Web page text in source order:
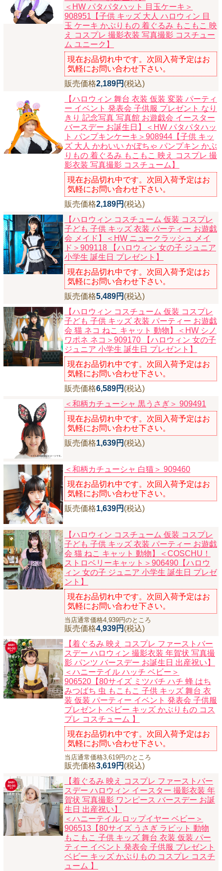
＜HW パタパタハット 目玉ケーキ＞
908951【子供 キッズ 大人 ハロウィン 目
玉 ケーキ かぶりもの 着ぐるみ もこもこ 映
え コスプレ 撮影衣装 写真撮影 コスチュー
ム ユニーク】
現在お品切れ中です。次回入荷予定はお
気軽にお問い合わせ下さい。
販売価格2,189円 (税込)
【ハロウィン 舞台 衣装 仮装 変装 パーティ
ー イベント 発表会 子供服 プレゼント なり
きり 記念写真 写真館 お遊戯会 イースター
バースデー お誕生日】
＜HW パタパタハッ
ト パンプキンケーキ＞908944【子供 キッ
ズ 大人 かわいい かぼちゃ パンプキン かぶ
りもの 着ぐるみ もこもこ 映え コスプレ 撮
影衣装 写真撮影 コスチューム】
現在お品切れ中です。次回入荷予定はお
気軽にお問い合わせ下さい。
販売価格2,189円 (税込)
【ハロウィン コスチューム 仮装 コスプレ
子ども 子供 キッズ 衣装 パーティー お遊戯
会 メイド】
＜HW ニュークラッシュ メイ
ド＞909118 【ハロウィン 女の子 ジュニア
小学生 誕生日 プレゼント】
現在お品切れ中です。次回入荷予定はお
気軽にお問い合わせ下さい。
販売価格5,489円 (税込)
【ハロウィン コスチューム 仮装 コスプレ
子ども 子供 キッズ 衣装 パーティー お遊戯
会 猫 ネコ ねこ キャット 動物】
＜HW シノ
ワポネ ネコ＞909170 【ハロウィン 女の子
ジュニア 小学生 誕生日 プレゼント】
現在お品切れ中です。次回入荷予定はお
気軽にお問い合わせ下さい。
販売価格6,589円 (税込)
＜和柄カチューシャ 黒うさぎ＞ 909491
現在お品切れ中です。次回入荷予定はお
気軽にお問い合わせ下さい。
販売価格1,639円 (税込)
＜和柄カチューシャ 白猫＞ 909460
現在お品切れ中です。次回入荷予定はお
気軽にお問い合わせ下さい。
販売価格1,639円 (税込)
【ハロウィン コスチューム 仮装 コスプレ
子ども 子供 キッズ 衣装 パーティー お遊戯
会 猫 ねこ キャット 動物】
＜COSCHU！
ストロベリーキャット＞906490【ハロウ
ィン 女の子 ジュニア 小学生 誕生日 プレゼ
ント】
現在お品切れ中です。次回入荷予定はお
気軽にお問い合わせ下さい。
当店通常価格4,939円のところ
販売価格4,939円 (税込)
【着ぐるみ 映え コスプレ ファーストバー
スデー ハロウィン 撮影衣装 年賀状 写真撮
影 パンツ バースデー お誕生日 出産祝い】
＜ハニーテイル ハッチ ベビー＞
906520【80サイズ ミツバチ ハチ 蜂 はち
みつばち 虫 もこもこ 子供 キッズ 舞台 衣
装 仮装 パーティー イベント 発表会 子供服
プレゼント ベビー キッズ かぶりもの コス
プレ コスチューム 】
現在お品切れ中です。次回入荷予定はお
気軽にお問い合わせ下さい。
当店通常価格3,619円のところ
販売価格3,619円 (税込)
【着ぐるみ 映え コスプレ ファーストバー
スデー ハロウィン イースター 撮影衣装 年
賀状 写真撮影 ワンピース バースデー お誕
生日 出産祝い】
＜ハニーテイル ロップイヤー ベビー＞
906513【80サイズ うさぎ ラビット 動物
もこもこ 子供 キッズ 舞台 衣装 仮装 パー
ティー イベント 発表会 子供服 プレゼント
ベビー キッズ かぶりもの コスプレ コスチ
ューム 】